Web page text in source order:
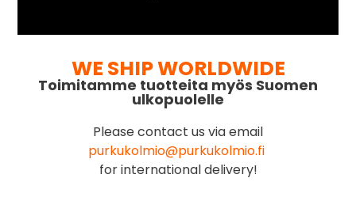
WE SHIP WORLDWIDE
Toimitamme tuotteita myös Suomen
ulkopuolelle
Please contact us via email
purkukolmio@purkukolmio.fi
for international delivery!